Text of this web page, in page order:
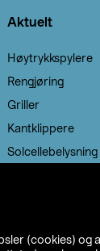
(cookies) og
Aktuelt
Høytrykkspylere
Rengjøring
Griller
Kantklippere
Solcellebelysning